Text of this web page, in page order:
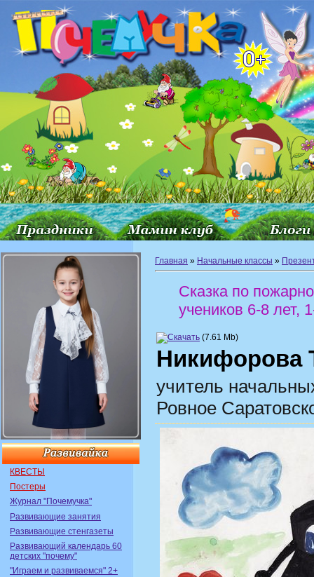
КВЕСТЫ
Постеры
Журнал "Почемучка"
Развивающие занятия
Развивающие стенгазеты
Развивающий календарь 60
детских "почему"
"Играем и развиваемся" 2+
Главная » Начальные классы »
Сказка по
учеников 6-8 лет,
(7.61 Mb)
Никифорова
учитель
Ровное